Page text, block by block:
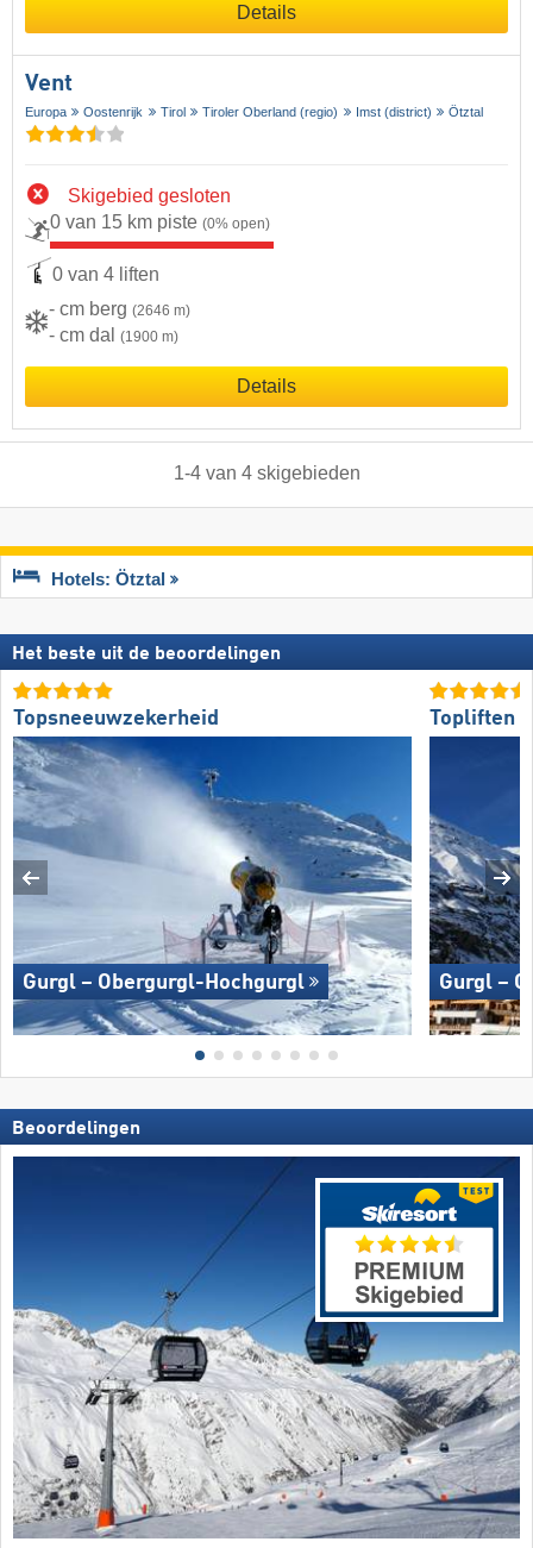
Details
Vent
Europa Oostenrijk Tirol Tiroler Oberland (regio) Imst (district) Ötztal
Skigebied gesloten
0 van 15 km piste (0% open)
0 van 4 liften
- cm berg (2646 m)
- cm dal (1900 m)
Details
1-4van 4 skigebieden
Hotels: Ötztal
Het beste uit de beoordelingen
Topsneeuwzekerheid
Gurgl – Obergurgl-Hochgurgl
Topliften
Gurgl –
Beoordelingen